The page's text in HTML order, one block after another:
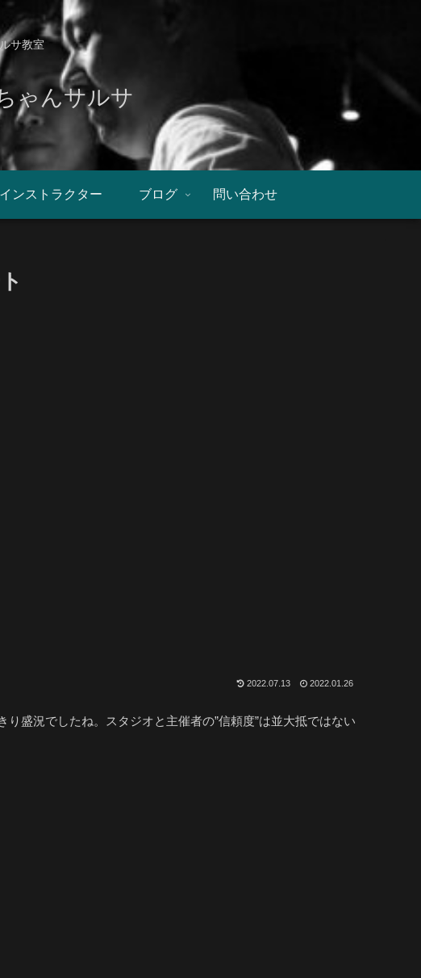
サ教室
ゃんサルサ
インストラクター ブログ 問い合わせ
2022.07.13 2022.01.26
盛況でしたね。スタジオと主催者の”信頼度”は並大抵ではない